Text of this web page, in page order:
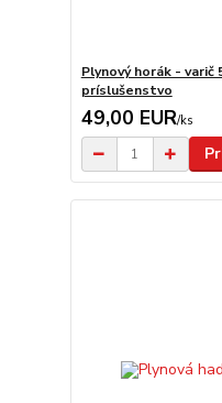
Plynový horák - varič
príslušenstvo
49,00 EUR/ks